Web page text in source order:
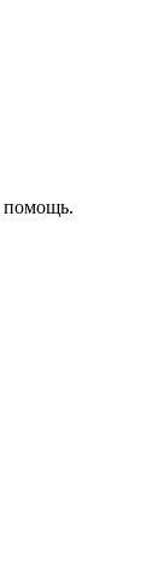
помощь.